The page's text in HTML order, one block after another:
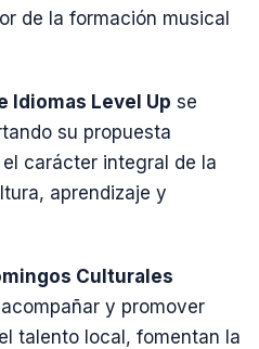
de la formación musical
Idiomas Level Up se
su propuesta
carácter integral de la
aprendizaje y
Culturales
y promover
talento local, fomentan la